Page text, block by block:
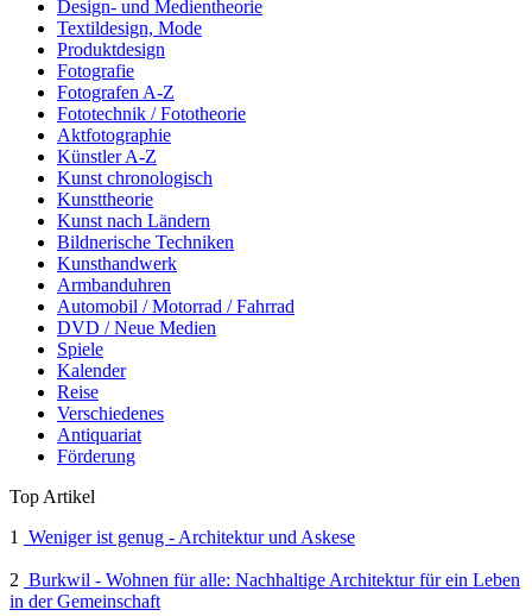
Design- und Medientheorie
Textildesign, Mode
Produktdesign
Fotografie
Fotografen A-Z
Fototechnik / Fototheorie
Aktfotographie
Künstler A-Z
Kunst chronologisch
Kunsttheorie
Kunst nach Ländern
Bildnerische Techniken
Kunsthandwerk
Armbanduhren
Automobil / Motorrad / Fahrrad
DVD / Neue Medien
Spiele
Kalender
Reise
Verschiedenes
Antiquariat
Förderung
Top Artikel
1
Weniger ist genug - Architektur und Askese
2 Burkwil - Wohnen für alle: Nachhaltige Architektur für ein Leben
in der Gemeinschaft